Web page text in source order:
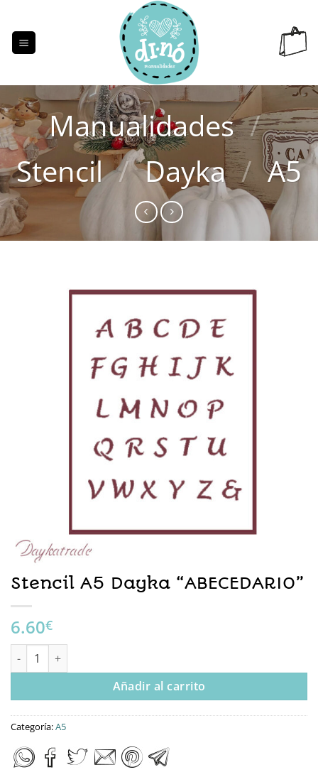
contenido
Manualidades /
Stencil / Dayka / A5
Stencil A5 Dayka “ABECEDARIO”
6.60€
Stencil A5 Dayka “ABECEDARIO” cantidad
Añadir al carrito
Categoría:A5